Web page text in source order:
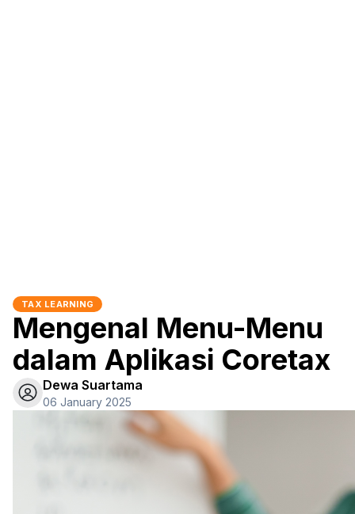
TAX LEARNING
Mengenal Menu-Menu
dalam Aplikasi Coretax
Dewa Suartama
06 January 2025